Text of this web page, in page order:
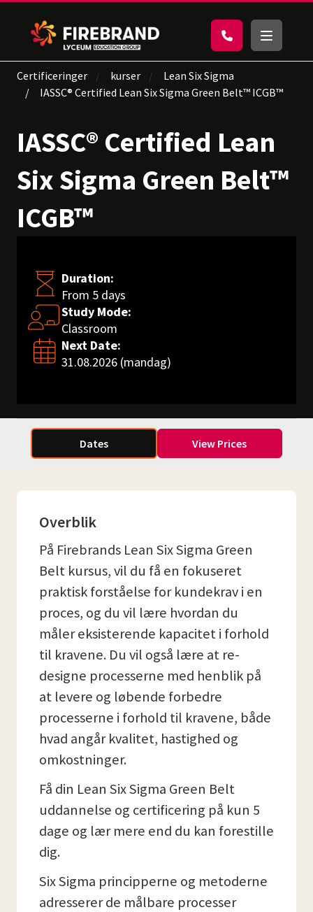
Certificeringer kurser
Lean Six Sigma
IASSC® Certified Lean Six Sigma Green Belt™ ICGB™
IASSC® Certified Lean
Six Sigma Green Belt™
ICGB™
Duration:
From 5 days
Study Mode:
Classroom
Next Date:
31.08.2026 (mandag)
Dates View Prices
Overblik
På Firebrands Lean Six Sigma Green
Belt kursus, vil du få en fokuseret
praktisk forståelse for kundekrav i en
proces, og du vil lære hvordan du
måler eksisterende kapacitet i forhold
til kravene. Du vil også lære at re-
designe processerne med henblik på
at levere og løbende forbedre
processerne i forhold til kravene, både
hvad angår kvalitet, hastighed og
omkostninger.
Få din Lean Six Sigma Green Belt
uddannelse og certificering på kun 5
dage og lær mere end du kan forestille
dig.
Six Sigma principperne og metoderne
adresserer de målbare processer